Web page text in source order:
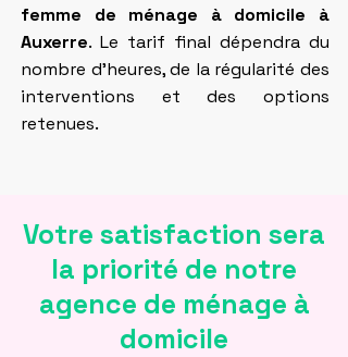
femme de ménage à domicile à
Auxerre. Le tarif final dépendra du
nombre d’heures, de la régularité des
interventions et des options
retenues.
Votre satisfaction sera
la priorité de notre
agence de ménage à
domicile